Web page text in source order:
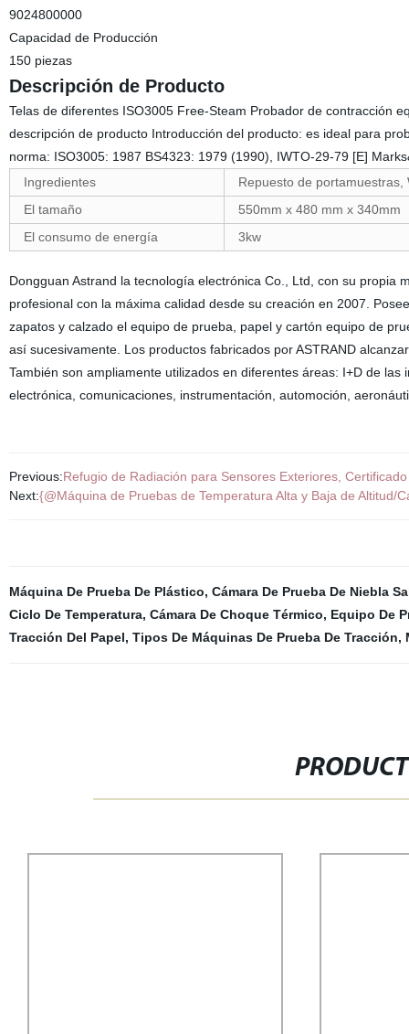
9024800000
Capacidad de Producción
150 piezas
Descripción de Producto
Telas de diferentes ISO3005 Free-Steam Probador de contracción
descripción de producto Introducción del producto: es ideal para
norma: ISO3005: 1987 BS4323: 1979 (1990), IWTO-29-79 [E]
Ingredientes
Repuesto de
El tamaño
550mm x 480 mm x 340mm
El consumo de energía
3kw
Dongguan Astrand la tecnología electrónica Co., Ltd, con su propia
profesional con la máxima calidad desde su creación en 2007.
zapatos y calzado el equipo de prueba, papel y cartón equipo de
así sucesivamente. Los productos fabricados por ASTRAND
También son ampliamente utilizados en diferentes áreas: I+D de
electrónica, comunicaciones, instrumentación, automoción,
Previous:Refugio de Radiación para Sensores Exteriores,
Next:{@Máquina de Pruebas de Temperatura Alta y Baja de Altitud/
Máquina De Prueba De Plástico, Cámara De Prueba De Niebla
Ciclo De Temperatura, Cámara De Choque Térmico, Equipo De
Tracción Del Papel, Tipos De Máquinas De Prueba De Tracción,